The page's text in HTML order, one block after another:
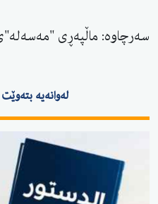
سەرچاوە: ماڵپەڕی
لەوانەیە